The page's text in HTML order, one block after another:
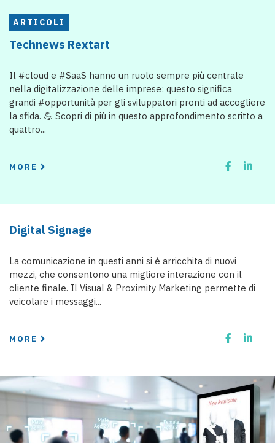
ARTICOLI
Technews Rextart
Il #cloud e #SaaS hanno un ruolo sempre più centrale
nella digitalizzazione delle imprese: questo significa
grandi #opportunità per gli sviluppatori pronti ad accogliere
la sfida. 💪 Scopri di più in questo approfondimento scritto a
quattro...
MORE
Digital Signage
La comunicazione in questi anni si è arricchita di nuovi
mezzi, che consentono una migliore interazione con il
cliente finale. Il Visual & Proximity Marketing permette di
veicolare i messaggi...
MORE